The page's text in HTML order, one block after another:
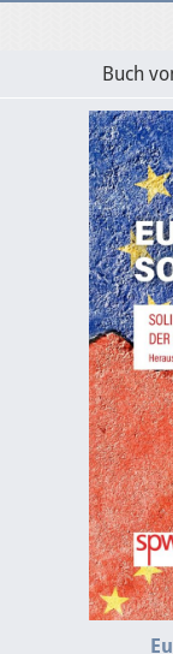
Buch